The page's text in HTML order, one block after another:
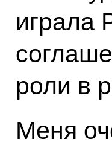
играла
роли в
Меня